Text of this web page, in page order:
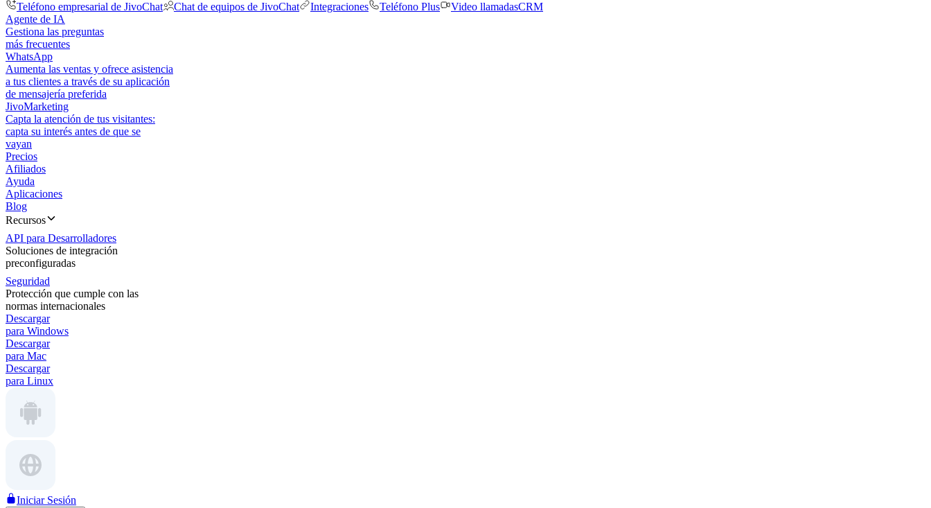
Teléfono empresarial de JivoChat
Chat de equipos de JivoChat Integraciones Teléfono Plus Video llamadasCRM
Agente de IA
Gestiona las preguntas
más frecuentes
WhatsApp
Aumenta las ventas y ofrece asistencia
a tus clientes a través de su aplicación
de mensajería preferida
JivoMarketing
Capta la atención de tus visitantes:
capta su interés antes de que se
vayan
Precios
Afiliados
Ayuda
Aplicaciones
Blog
Recursos
API para Desarrolladores
Soluciones de integración
preconfiguradas
Seguridad
Protección que cumple con las
normas internacionales
Descargar
para Windows
Descargar
para Mac
Descargar
para Linux
Iniciar Sesión